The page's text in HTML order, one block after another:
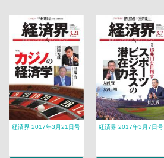
経済界 2017年3月21日号 経済界 2017年3月7日号